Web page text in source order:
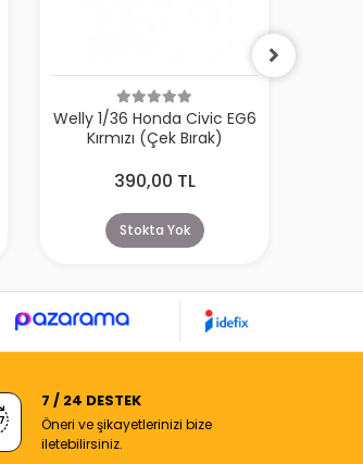
Welly 1/36 Honda Civic EG6
Kırmızı (Çek Bırak)
390,00 TL
Stokta Yok
7 / 24 DESTEK
Öneri ve şikayetlerinizi bize
iletebilirsiniz.